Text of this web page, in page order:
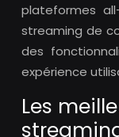
plateformes
streaming de
des
expérience
Les